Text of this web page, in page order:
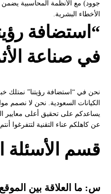
جوود) مع الأنظمة المحاسبية يضمن
الأخطاء البشرية.
“استضافة
في صناعة
نحن في “استضافة رؤيتنا” نمتلك
الكيانات السعودية. نحن لا نصمم
يساعدكم على تحقيق أعلى معايير
عن كاهلكم عناء التقنية لتتفرغوا
قسم الأسئلة
س: ما العلاقة بين الموقع